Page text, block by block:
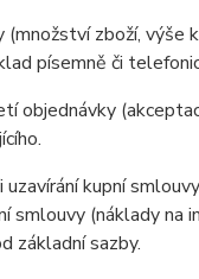
zboží, výše
písemně či
kupní
smlouvy (náklady na
základní sazby.